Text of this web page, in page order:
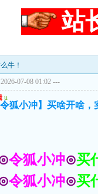
站
牛！
07-08 01:02 ---
u
狐小冲】买啥开啥，
令狐小冲⊙买
令狐小冲⊙买